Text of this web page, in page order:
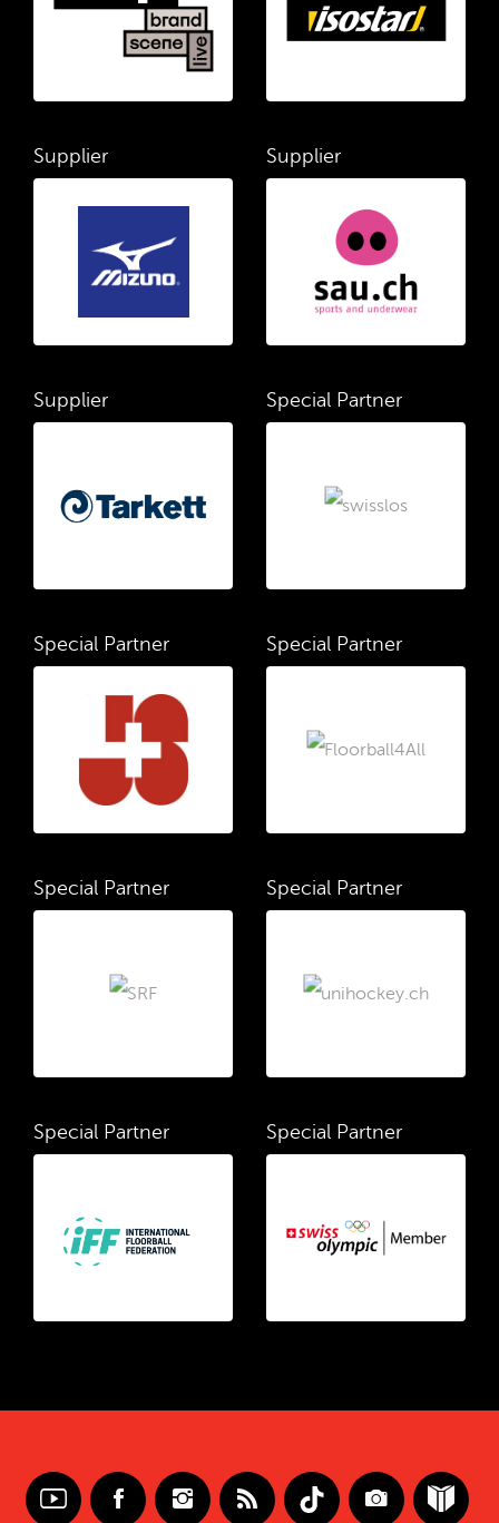
Supplier Supplier
Supplier Special Partner
Special Partner Special Partner
Special Partner Special Partner
Special Partner Special Partner